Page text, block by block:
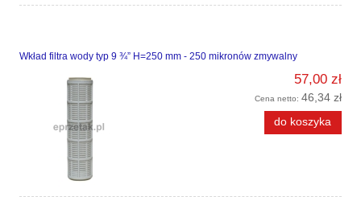
Wkład filtra wody typ 9 ¾” H=250 mm - 250 mikronów zmywalny
57,00 zł
Cena netto: 46,34 zł
do koszyka